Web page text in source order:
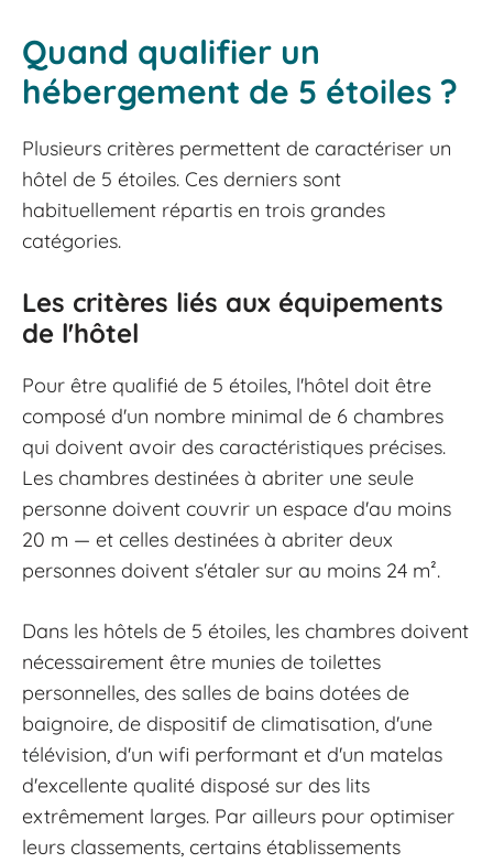
Quand qualifier un
hébergement de 5 étoiles ?
Plusieurs critères permettent de caractériser un
hôtel de 5 étoiles. Ces derniers sont
habituellement répartis en trois grandes
catégories.
Les critères liés aux équipements
de l'hôtel
Pour être qualifié de 5 étoiles, l'hôtel doit être
composé d'un nombre minimal de 6 chambres
qui doivent avoir des caractéristiques précises.
Les chambres destinées à abriter une seule
personne doivent couvrir un espace d'au moins
20 m — et celles destinées à abriter deux
personnes doivent s'étaler sur au moins 24 m².
Dans les hôtels de 5 étoiles, les chambres doivent
nécessairement être munies de toilettes
personnelles, des salles de bains dotées de
baignoire, de dispositif de climatisation, d'une
télévision, d'un wifi performant et d'un matelas
d'excellente qualité disposé sur des lits
extrêmement larges. Par ailleurs pour optimiser
leurs classements, certains établissements